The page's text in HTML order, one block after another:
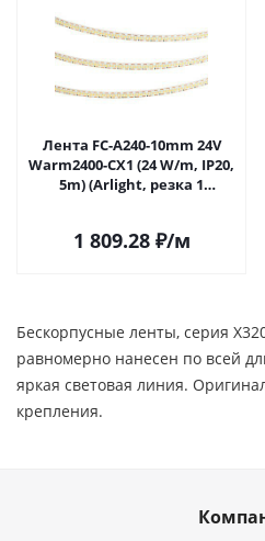
Лента FC-A240-10mm 24V
Warm2400-CX1 (24 W/m, IP20,
5m) (Arlight, резка 1
1 809.28₽/м
Бескорпусные ленты, серия
равномерно нанесен по всей
яркая световая линия.
крепления.